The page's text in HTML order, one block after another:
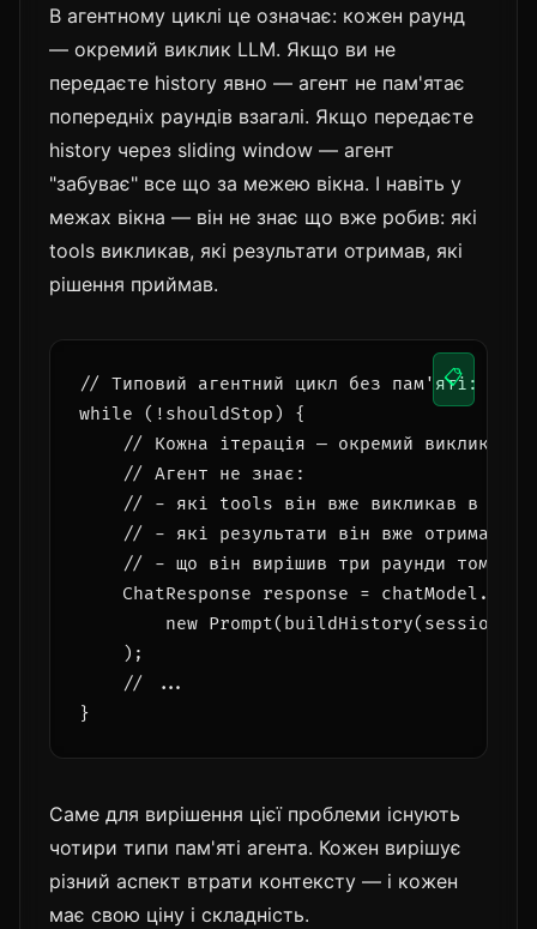
В агентному циклі це означає: кожен раунд
— окремий виклик LLM. Якщо ви не
передаєте history явно — агент не пам'ятає
попередніх раундів взагалі. Якщо передаєте
history через sliding window — агент
"забуває" все що за межею вікна. І навіть у
межах вікна — він не знає що вже робив: які
tools викликав, які результати отримав, які
рішення приймав.
// Типовий агентний цикл без пам'яті:
while (!shouldStop) {
// Кожна ітерація — окремий виклик з
    // Агент не знає:
// - які tools він вже викликав в цій
    // - які результати він вже отримав
    // - що він вирішив три раунди тому
ChatResponse response =
new Prompt(buildHistory(session))
    );
    // ...
📋
Саме для вирішення цієї проблеми існують
чотири типи пам'яті агента. Кожен вирішує
різний аспект втрати контексту — і кожен
має свою ціну і складність.